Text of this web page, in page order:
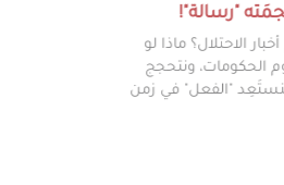
"رسالة"!
الاحتلال؟ ماذا لو
الحكومات، ونتحجج
لنستَعِد "الفعل" في زمن